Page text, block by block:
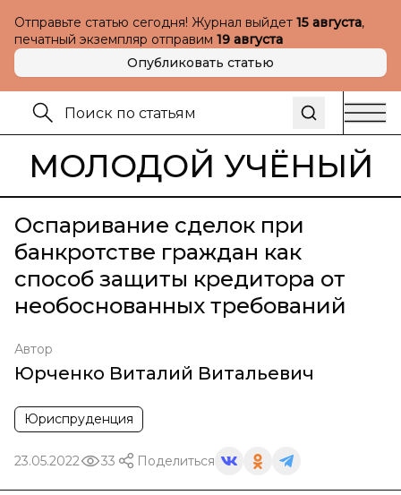
Отправьте статью сегодня! Журнал выйдет 15 августа,
печатный экземпляр отправим 19 августа
Опубликовать статью
МОЛОДОЙ УЧЁНЫЙ
Оспаривание сделок при
банкротстве граждан как
способ защиты кредитора от
необоснованных требований
Автор
Юрченко Виталий Витальевич
Юриспруденция
23.05.2022 33 Поделиться